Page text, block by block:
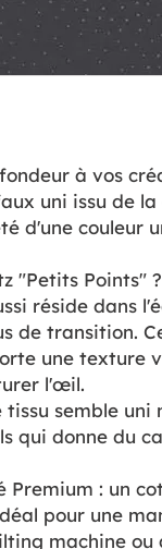
à vos
uni issu de la
d'une couleur
"Petits Points" ?
réside dans
de transition.
une texture
l'œil.
semble uni
qui donne du
: un
pour une
machine ou